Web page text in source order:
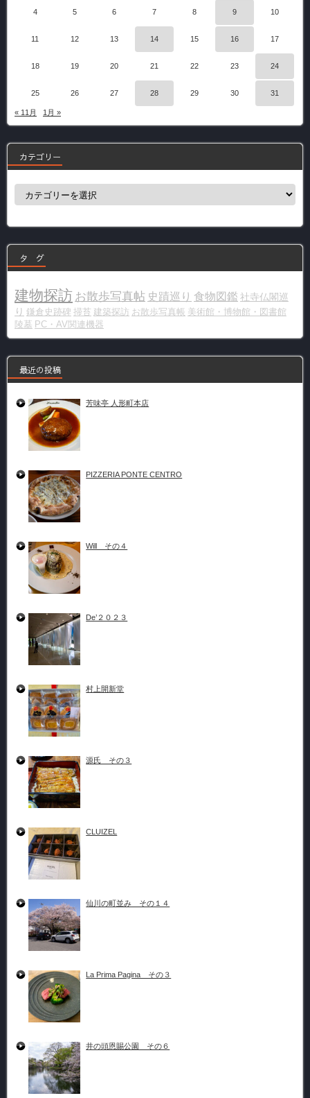
4 5 6 7 8 9 10
11 12 13 14 15 16 17
18 19 20 21 22 23 24
25 26 27 28 29 30 31
« 11月 1月 »
カテゴリー
カ
ー
タ グ
建物探訪 お散歩写真帖 史蹟巡り 食物図鑑 社寺仏閣巡
り 鎌倉史跡碑 掃苔 建築探訪 お散歩写真帳 美術館・博物館・図書館
陵墓 PC・AV関連機器
最近の投稿
芳味亭 人形町本店
PIZZERIA PONTE CENTRO
Will その４
De’２０２３
村上開新堂
源氏 その３
CLUIZEL
仙川の町並み その１４
La Prima Pagina その３
井の頭恩賜公園 その６